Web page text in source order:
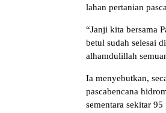
lahan pertanian
“Janji kita bersama
betul sudah selesai
alhamdulillah
Ia menyebutkan,
pascabencana
sementara sekitar